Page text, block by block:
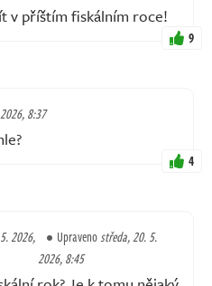
v příštím fiskálním roce!
9
8:37
4
2026,
Upravenostředa, 20. 5.
2026, 8:45